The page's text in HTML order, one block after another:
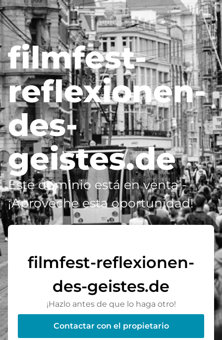
filmfest-
reflexionen-
des-
geistes.de
Este dominio está en venta -
¡Aproveche esta oportunidad!
filmfest-reflexionen-
des-geistes.de
¡Hazlo antes de que lo haga otro!
Contactar con el propietario